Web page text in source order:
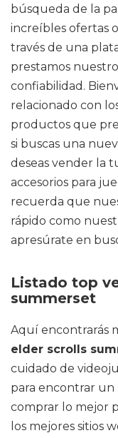
búsqueda de la
increíbles ofertas
través de una
prestamos
confiabilidad.
relacionado con
productos que
si buscas una
deseas vender la
accesorios para
recuerda que
rápido como
apresúrate en
Listado top
summerset
Aquí encontrarás
elder scrolls
cuidado de
para encontrar
comprar lo mejor
los mejores sitios